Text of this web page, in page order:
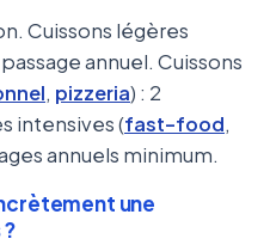
Cuissons légères
annuel. Cuissons
, pizzeria) : 2
intensives (fast-food,
annuels minimum.
une